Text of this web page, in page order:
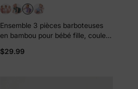
Ensemble 3 pièces barboteuses
en bambou pour bébé fille, couleur
$29.99